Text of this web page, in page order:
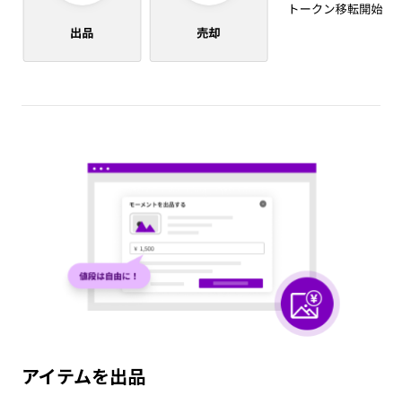
アイテムを出品